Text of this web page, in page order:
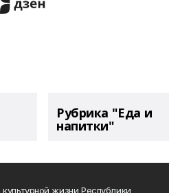
Рубрика "Еда и
напитки"
жизни Республики